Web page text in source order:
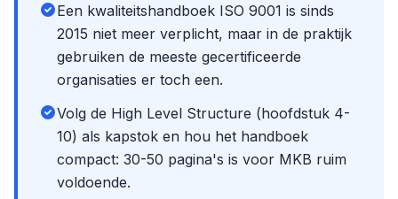
Een kwaliteitshandboek ISO 9001 is sinds
2015 niet meer verplicht, maar in de praktijk
gebruiken de meeste gecertificeerde
organisaties er toch een.
Volg de High Level Structure (hoofdstuk 4-
10) als kapstok en hou het handboek
compact: 30-50 pagina's is voor MKB ruim
voldoende.